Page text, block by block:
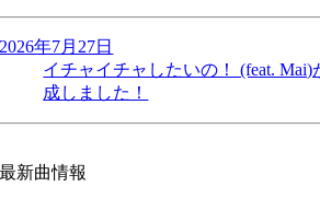
2026年7月27日
イチャイチャしたいの！ (feat. Mai)
成しました！
最新曲情報